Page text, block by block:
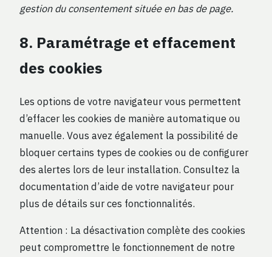
gestion du consentement située en bas de page.
8. Paramétrage et effacement
des cookies
Les options de votre navigateur vous permettent
d’effacer les cookies de manière automatique ou
manuelle. Vous avez également la possibilité de
bloquer certains types de cookies ou de configurer
des alertes lors de leur installation. Consultez la
documentation d’aide de votre navigateur pour
plus de détails sur ces fonctionnalités.
Attention : La désactivation complète des cookies
peut compromettre le fonctionnement de notre